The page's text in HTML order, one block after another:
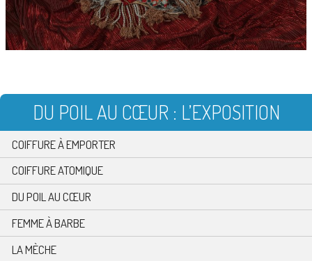
DU POIL AU CŒUR : L’EXPOSITION
COIFFURE À EMPORTER
COIFFURE ATOMIQUE
DU POIL AU CŒUR
FEMME À BARBE
LA MÈCHE